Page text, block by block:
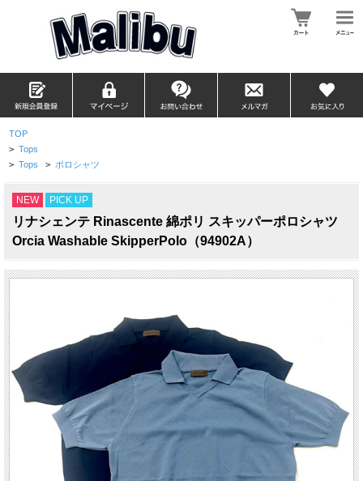
TOP
> Tops
> Tops > ポロシャツ
NEW PICK UP
リナシェンテ Rinascente 綿ポリ スキッパーポロシャツ
Orcia Washable SkipperPolo（94902A）